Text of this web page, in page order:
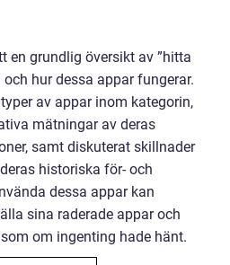
en grundlig översikt av ”hitta
och hur dessa appar fungerar.
av appar inom kategorin,
mätningar av deras
samt diskuterat skillnader
historiska för- och
dessa appar kan
sina raderade appar och
om ingenting hade hänt.